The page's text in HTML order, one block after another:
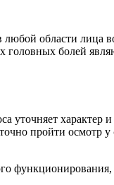
любой области лица
болей
уточняет характер
пройти осмотр у